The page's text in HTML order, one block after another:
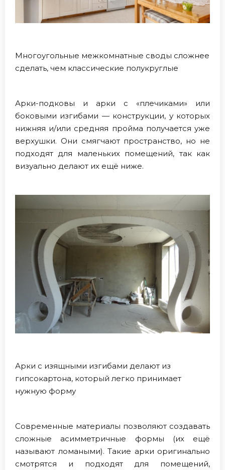
Многоугольные межкомнатные своды сложнее
сделать, чем классические полукруглые
Арки-подковы и арки с «плечиками» или
боковыми изгибами — конструкции, у которых
нижняя и/или средняя пройма получается уже
верхушки. Они смягчают пространство, но не
подходят для маленьких помещений, так как
визуально делают их ещё ниже.
Арки с изящными изгибами делают из
гипсокартона, который легко принимает
нужную форму
Современные материалы позволяют создавать
сложные асимметричные формы (их ещё
называют ломаными). Такие арки оригинально
смотрятся и подходят для помещений,